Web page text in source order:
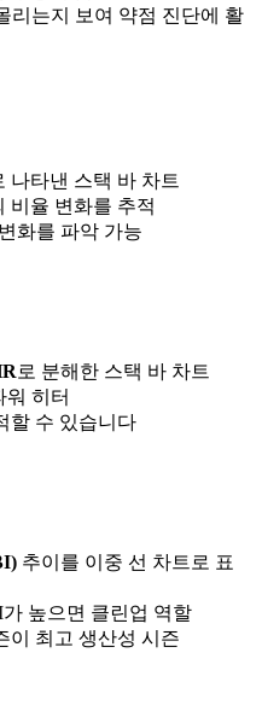
리는지 보여 약점 진단에 활
나타낸 스택 바 차트
비율 변화를 추적
화를 파악 가능
로 분해한 스택 바 차트
워 히터
할 수 있습니다
추이를 이중 선 차트로 표
높으면 클린업 역할
이 최고 생산성 시즌